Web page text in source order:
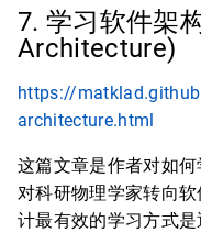
7. 学习软件架
Architecture)
https://
architecture.html
这篇文章是作者对如
对科研物理学家转向
计最有效的学习方式